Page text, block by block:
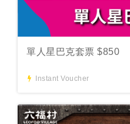
單人星巴克套票 $850
Instant Voucher